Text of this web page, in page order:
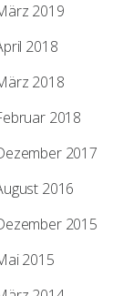
2019
2018
2018
2018
2017
2016
2015
2015